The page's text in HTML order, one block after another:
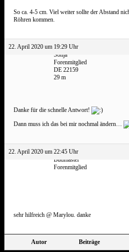
So ca. 4-5 cm. Viel weiter sollte der Abstand
Röhren kommen.
22. April 2020 um 19:29 Uhr
Sonja
Forenmitglied
DE 22159
29 m
Danke für die schnelle Antwort!
Dann muss ich das bei mir nochmal ändern…
22. April 2020 um 22:45 Uhr
Budmaster
Forenmitglied
sehr hilfreich @ Marylou. danke
Autor Beiträge